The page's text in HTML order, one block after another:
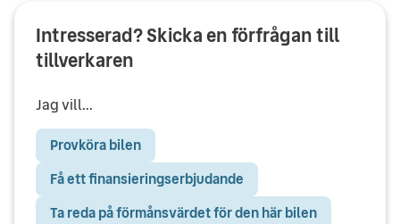
Intresserad? Skicka en förfrågan till
tillverkaren
Jag vill...
Provköra bilen
Få ett finansieringserbjudande
Ta reda på förmånsvärdet för den här bilen